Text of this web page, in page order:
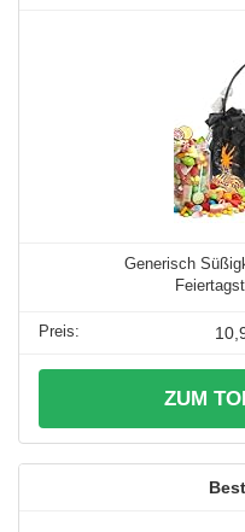
Generisch
ZUM